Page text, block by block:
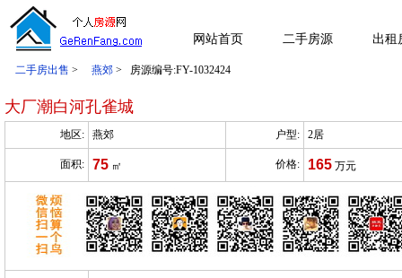
网站首页 二手房源 出租
二手房出售 > 燕郊 > 房源编号:FY-1032424
大厂潮白河孔雀城
地区: 燕郊 户型: 2居
面积: 75 ㎡ 价格: 165 万元